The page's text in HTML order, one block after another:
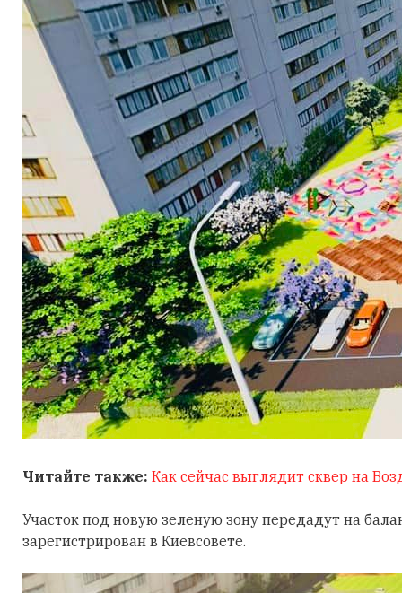
Читайте также: Как сейчас выглядит сквер на
Участок под новую зеленую зону передадут на
зарегистрирован в Киевсовете.